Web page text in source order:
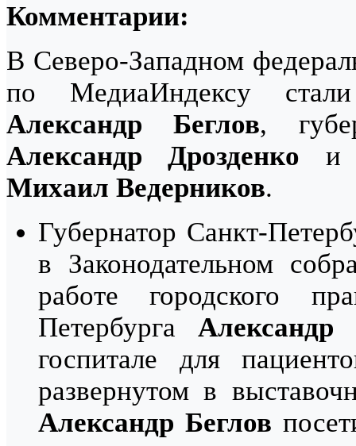
Комментарии:
В Северо-Западном
по МедиаИндексу стали
Александр Беглов,
Александр Дрозденко и
Михаил Ведерников.
Губернатор Санкт-
в Законодательном
работе городского
ПетербургаАлександр
госпитале для
развернутом в
Александр Беглов